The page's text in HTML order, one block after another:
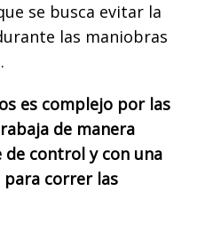
se busca evitar la
las maniobras
es complejo por las
de manera
control y con una
correr las